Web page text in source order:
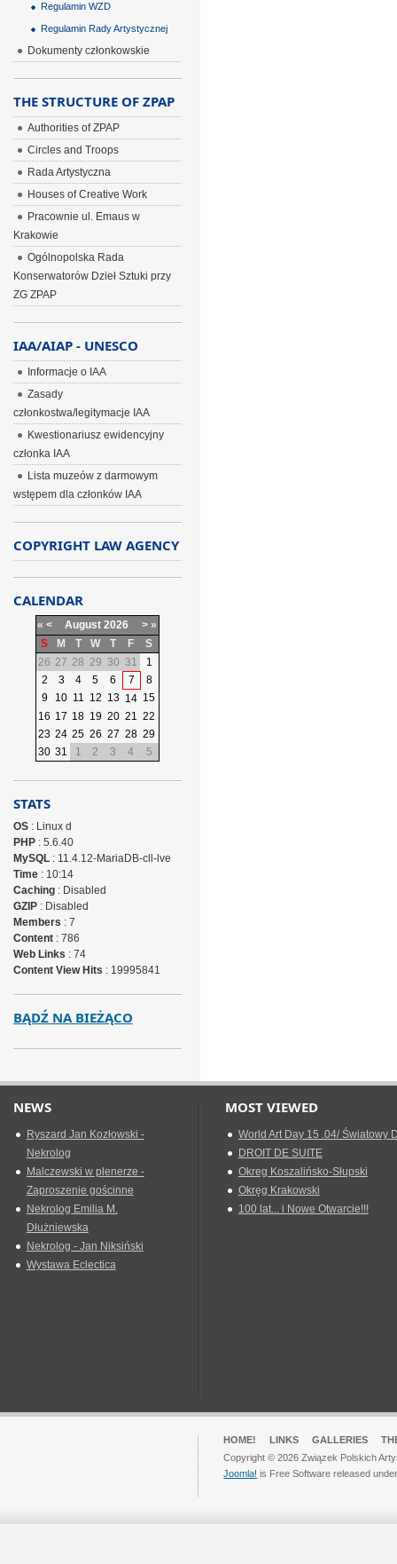
Regulamin WZD
Regulamin Rady Artystycznej
Dokumenty członkowskie
THE STRUCTURE OF ZPAP
Authorities of ZPAP
Circles and Troops
Rada Artystyczna
Houses of Creative Work
Pracownie ul. Emaus w
Krakowie
Ogólnopolska Rada
Konserwatorów Dzieł Sztuki przy
ZG ZPAP
IAA/AIAP - UNESCO
Informacje o IAA
Zasady
członkostwa/legitymacje IAA
Kwestionariusz ewidencyjny
członka IAA
Lista muzeów z darmowym
wstępem dla członków IAA
COPYRIGHT LAW AGENCY
CALENDAR
« < August 2026 > »
S
M T W T F
S
26 27 28 29 30 31
1
2
3 4 5 6 7
8
9
10 11 12 13 14 15
16 17 18 19 20 21 22
23 24 25 26 27 28 29
30 31 1 2 3 4 5
STATS
OS: Linux d
PHP: 5.6.40
MySQL: 11.4.12-MariaDB-cll-lve
Time: 10:14
Caching: Disabled
GZIP: Disabled
Members : 7
Content: 786
Web Links : 74
Content View Hits : 19995841
BĄDŹ NA BIEŻĄCO
NEWS
Ryszard Jan Kozłowski -
Nekrolog
Malczewski w plenerze -
Zaproszenie gościnne
Nekrolog Emilia M.
Dłużniewska
Nekrolog - Jan Niksiński
Wystawa Eclectica
MOST VIEWED
World Art Day 15 .04/ Światowy
DROIT DE SUITE
Okreg Koszalińsko-Słupski
Okręg Krakowski
100 lat... i Nowe Otwarcie!!!
HOME! LINKS GALLERIES
Copyright © 2026 Związek Polskich
Joomla! is Free Software released